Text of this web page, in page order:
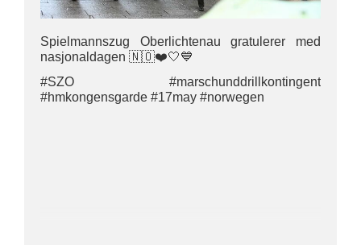
Spielmannszug Oberlichtenau gratulerer med
nasjonaldagen 🇳🇴❤️🤍💙
#SZO #marschunddrillkontingent
#hmkongensgarde #17may #norwegen